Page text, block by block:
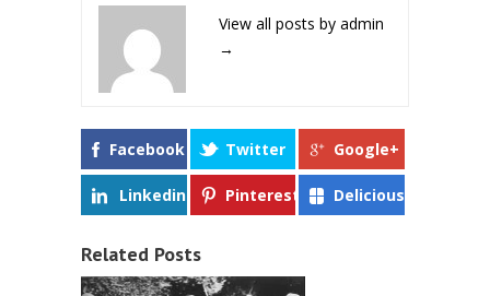
View all posts by admin
→
Facebook Twitter Google+
Linkedin Pinterest Delicious
Related Posts